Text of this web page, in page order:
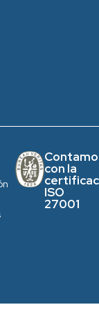
con la
ISO
27001